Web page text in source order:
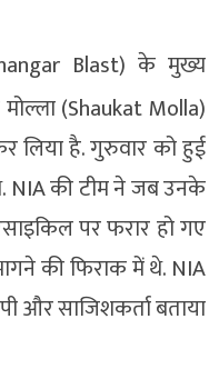
Blast) के मुख्य
(Shaukat Molla)
लिया है. गुरुवार को हुई
NIA की टीम ने जब उनके
पर फरार हो गए
की फिराक में थे. NIA
साजिशकर्ता बताया